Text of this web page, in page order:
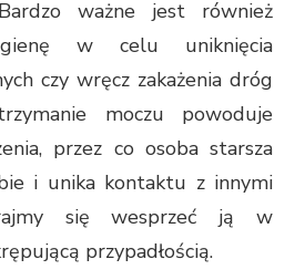
ważne jest również
w celu uniknięcia
czy wręcz zakażenia dróg
moczu powoduje
przez co osoba starsza
i unika kontaktu z innymi
się wesprzeć ją w
przypadłością.